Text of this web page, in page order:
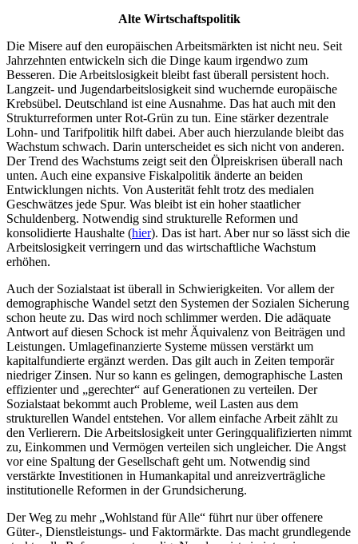
Alte Wirtschaftspolitik
Die Misere auf den europäischen Arbeitsmärkten ist nicht neu. Seit
Jahrzehnten entwickeln sich die Dinge kaum irgendwo zum
Besseren. Die Arbeitslosigkeit bleibt fast überall persistent hoch.
Langzeit- und Jugendarbeitslosigkeit sind wuchernde europäische
Krebsübel. Deutschland ist eine Ausnahme. Das hat auch mit den
Strukturreformen unter Rot-Grün zu tun. Eine stärker dezentrale
Lohn- und Tarifpolitik hilft dabei. Aber auch hierzulande bleibt das
Wachstum schwach. Darin unterscheidet es sich nicht von anderen.
Der Trend des Wachstums zeigt seit den Ölpreiskrisen überall nach
unten. Auch eine expansive Fiskalpolitik änderte an beiden
Entwicklungen nichts. Von Austerität fehlt trotz des medialen
Geschwätzes jede Spur. Was bleibt ist ein hoher staatlicher
Schuldenberg. Notwendig sind strukturelle Reformen und
konsolidierte Haushalte (hier). Das ist hart. Aber nur so lässt sich die
Arbeitslosigkeit verringern und das wirtschaftliche Wachstum
erhöhen.
Auch der Sozialstaat ist überall in Schwierigkeiten. Vor allem der
demographische Wandel setzt den Systemen der Sozialen Sicherung
schon heute zu. Das wird noch schlimmer werden. Die adäquate
Antwort auf diesen Schock ist mehr Äquivalenz von Beiträgen und
Leistungen. Umlagefinanzierte Systeme müssen verstärkt um
kapitalfundierte ergänzt werden. Das gilt auch in Zeiten temporär
niedriger Zinsen. Nur so kann es gelingen, demographische Lasten
effizienter und „gerechter“ auf Generationen zu verteilen. Der
Sozialstaat bekommt auch Probleme, weil Lasten aus dem
strukturellen Wandel entstehen. Vor allem einfache Arbeit zählt zu
den Verlierern. Die Arbeitslosigkeit unter Geringqualifizierten nimmt
zu, Einkommen und Vermögen verteilen sich ungleicher. Die Angst
vor eine Spaltung der Gesellschaft geht um. Notwendig sind
verstärkte Investitionen in Humankapital und anreizverträgliche
institutionelle Reformen in der Grundsicherung.
Der Weg zu mehr „Wohlstand für Alle“ führt nur über offenere
Güter-, Dienstleistungs- und Faktormärkte. Das macht grundlegende